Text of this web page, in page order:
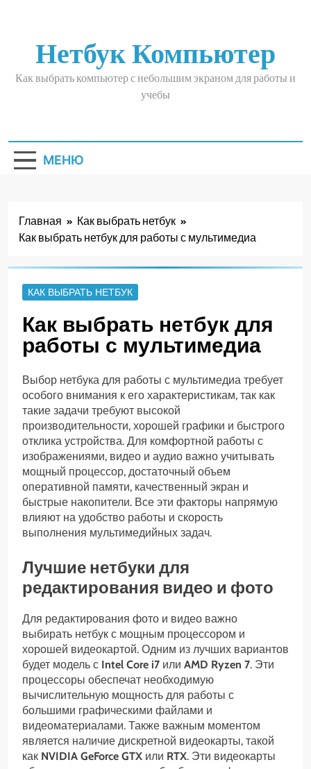
Нетбук Компьютер
Как выбрать компьютер с небольшим экраном для работы и
учебы
МЕНЮ
Главная
Как выбрать нетбук
Как выбрать нетбук для работы с мультимедиа
КАК ВЫБРАТЬ НЕТБУК
Как выбрать нетбук для
работы с мультимедиа
Выбор нетбука для работы с мультимедиа требует
особого внимания к его характеристикам, так как
такие задачи требуют высокой
производительности, хорошей графики и быстрого
отклика устройства. Для комфортной работы с
изображениями, видео и аудио важно учитывать
мощный процессор, достаточный объем
оперативной памяти, качественный экран и
быстрые накопители. Все эти факторы напрямую
влияют на удобство работы и скорость
выполнения мультимедийных задач.
Лучшие нетбуки для
редактирования видео и фото
Для редактирования фото и видео важно
выбирать нетбук с мощным процессором и
хорошей видеокартой. Одним из лучших вариантов
будет модель с Intel Core i7 или AMD Ryzen 7. Эти
процессоры обеспечат необходимую
вычислительную мощность для работы с
большими графическими файлами и
видеоматериалами. Также важным моментом
является наличие дискретной видеокарты, такой
как NVIDIA GeForce GTX или RTX. Эти видеокарты